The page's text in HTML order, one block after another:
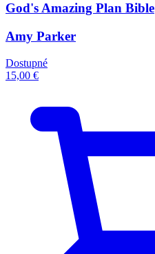
God's Amazing Plan Bible
Amy Parker
Dostupné
15,00 €